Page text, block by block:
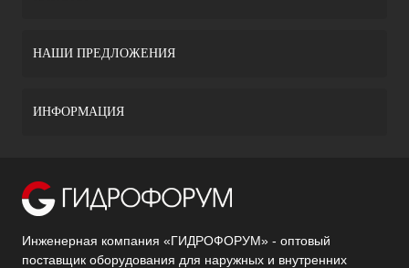
НАШИ ПРЕДЛОЖЕНИЯ
ИНФОРМАЦИЯ
Инженерная компания «ГИДРОФОРУМ» - оптовый
поставщик оборудования для наружных и внутренних